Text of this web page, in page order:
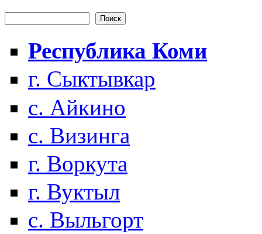
Форма поиска
Республика Коми
г. Сыктывкар
с. Айкино
с. Визинга
г. Воркута
г. Вуктыл
с. Выльгорт